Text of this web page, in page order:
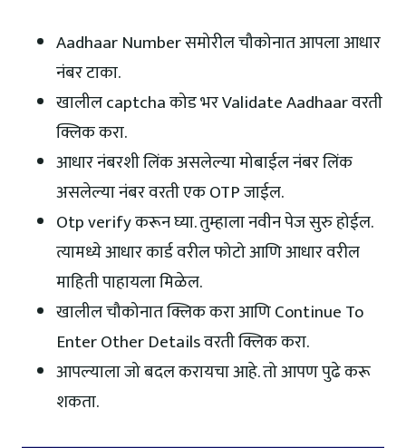
Aadhaar Number समोरील चौकोनात आपला आधार
नंबर टाका.
खालील captcha कोड भर Validate Aadhaar वरती
क्लिक करा.
आधार नंबरशी लिंक असलेल्या मोबाईल नंबर लिंक
असलेल्या नंबर वरती एक OTP जाईल.
Otp verify करून घ्या. तुम्हाला नवीन पेज सुरु होईल.
त्यामध्ये आधार कार्ड वरील फोटो आणि आधार वरील
माहिती पाहायला मिळेल.
खालील चौकोनात क्लिक करा आणि Continue To
Enter Other Details वरती क्लिक करा.
आपल्याला जो बदल करायचा आहे. तो आपण पुढे करू
शकता.